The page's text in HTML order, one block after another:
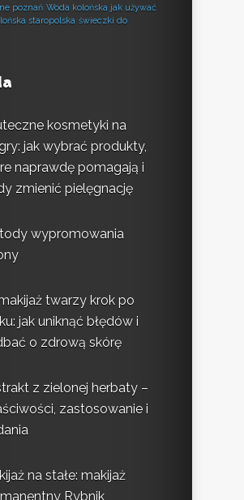
poznań Woda kolońska jak używać
staropolska świeczki do
kosmetyki na
jak wybrać produkty,
naprawdę pomagają i
zmienić pielęgnację
wypromowania
twarzy krok po
jak uniknąć błędów i
o zdrową skórę
z zielonej herbaty –
zastosowanie i
na stałe: makijaż
Rybnik